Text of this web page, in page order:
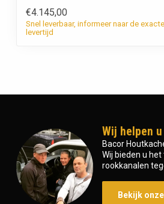
€4.145,00
Snel leverbaar, informeer naar de exacte
levertijd
Wij helpen
Bacor
Wij bieden u
rookkanalen
Bekijk